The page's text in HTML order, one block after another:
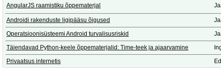
AngularJS raamistiku õppematerjal
Androidi rakenduste ligipääsu õigused
Operatsioonisüsteemi Android turvalisusriskid
Täiendavad Python-keele õppematerjalid: Time-teek ja ajaarvamine
Privaatsus internetis